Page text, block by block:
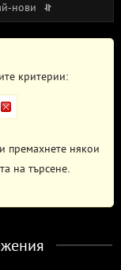
нови
критерии:
премахнете някои
на търсене.